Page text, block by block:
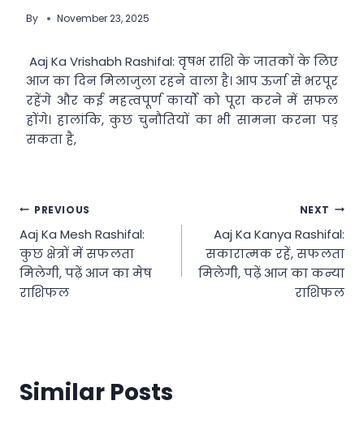
By November 23, 2025
Aaj Ka Vrishabh Rashifal: वृषभ राशि के जातकों के लिए
आज का दिन मिलाजुला रहने वाला है। आप ऊर्जा से भरपूर
रहेंगे और कई महत्वपूर्ण कार्यों को पूरा करने में सफल
होंगे। हालांकि, कुछ चुनौतियों का भी सामना करना पड़
सकता है,
Post
navigation
PREVIOUS
Aaj Ka Mesh Rashifal:
कुछ क्षेत्रों में सफलता
मिलेगी, पढ़ें आज का मेष
राशिफल
NEXT
Aaj Ka Kanya Rashifal:
सकारात्मक रहें, सफलता
मिलेगी, पढ़ें आज का कन्या
राशिफल
Similar Posts